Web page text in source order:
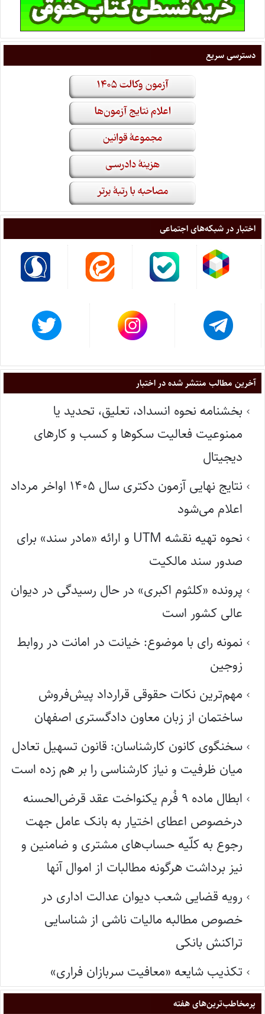
دسترسی سریع
اختبار در شبکه‌های اجتماعی
آخرین مطالب منتشر شده در اختبار
بخشنامه نحوه انسداد، تعلیق، تحدید یا
ممنوعیت فعالیت سکوها و کسب و کارهای
دیجیتال
نتایج نهایی آزمون دکتری سال ۱۴۰۵ اواخر مرداد
اعلام می‌شود
نحوه تهیه نقشه UTM و ارائه «مادر سند» برای
صدور سند مالکیت
پرونده «کلثوم اکبری» در حال رسیدگی در دیوان
عالی کشور است
نمونه رای با موضوع: خیانت در امانت در روابط
زوجین
مهم‌ترین نکات حقوقی قرارداد پیش‌فروش
ساختمان از زبان معاون دادگستری اصفهان
سخنگوی کانون کارشناسان: قانون تسهیل تعادل
میان ظرفیت و نیاز کارشناسی را بر هم زده است
ابطال ماده ۹ فُرم یکنواخت عقد قرض‌الحسنه
درخصوص اعطای اختیار به بانک عامل جهت
رجوع به کلّیه حساب‌های مشتری و ضامنین و
نیز برداشت هرگونه مطالبات از اموال آنها
رویه قضایی شعب دیوان عدالت اداری در
خصوص مطالبه مالیات ناشی از شناسایی
تراکنش بانکی
تکذیب شایعه «معافیت سربازان فراری»
پر‌مخاطب‌ترین‌های هفته